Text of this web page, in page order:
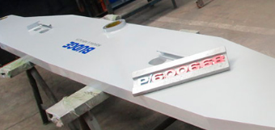
P/N CAT: 143-5854